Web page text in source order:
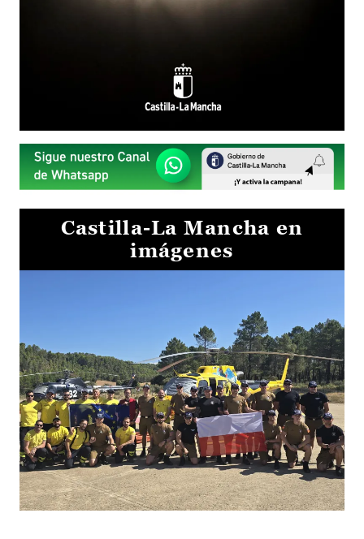
Castilla-La Mancha en
imágenes